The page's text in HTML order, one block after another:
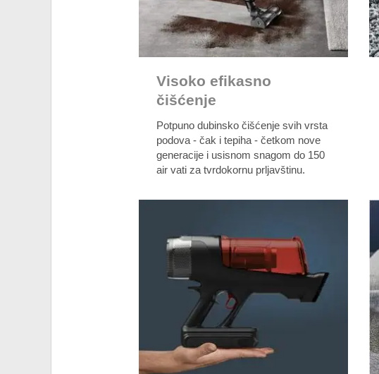
Visoko efikasno
čišćenje
Potpuno dubinsko čišćenje svih vrsta
podova - čak i tepiha - četkom nove
generacije i usisnom snagom do 150
air vati za tvrdokornu prljavštinu.